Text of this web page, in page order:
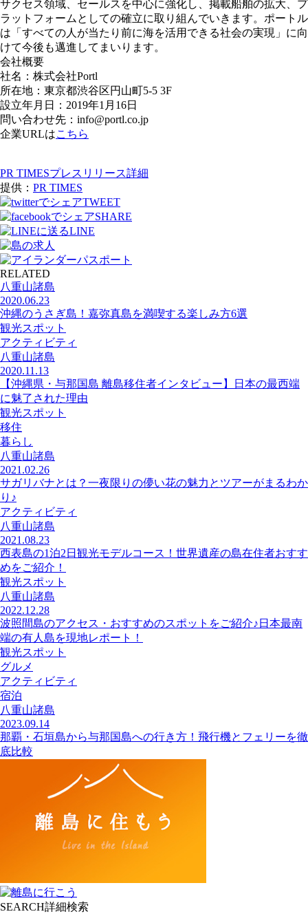
サクセス領域、セールスを中心に強化し、掲載船舶の拡大、プ
ラットフォームとしての確立に取り組んでいきます。ポートル
は「すべての人が当たり前に海を活用できる社会の実現」に向
けて今後も邁進してまいります。
会社概要
社名：株式会社Portl
所在地：東京都渋谷区円山町5-5 3F
設立年月日：2019年1月16日
問い合わせ先：info@portl.co.jp
企業URLはこちら
PR TIMESプレスリリース詳細
提供： PR TIMES
TWEET
SHARE
LINE
RELATED
八重山諸島
2020.06.23
沖縄のうさぎ島！嘉弥真島を満喫する楽しみ方6選
観光スポット
アクティビティ
八重山諸島
2020.11.13
【沖縄県・与那国島 離島移住者インタビュー】日本の最西端
に魅了された理由
観光スポット
移住
暮らし
八重山諸島
2021.02.26
サガリバナとは？一夜限りの儚い花の魅力とツアーがまるわか
り♪
アクティビティ
八重山諸島
2021.08.23
西表島の1泊2日観光モデルコース！世界遺産の島在住者おすす
めをご紹介！
観光スポット
八重山諸島
2022.12.28
波照間島のアクセス・おすすめのスポットをご紹介♪日本最南
端の有人島を現地レポート！
観光スポット
グルメ
アクティビティ
宿泊
八重山諸島
2023.09.14
那覇・石垣島から与那国島への行き方！飛行機とフェリーを徹
底比較
SEARCH詳細検索